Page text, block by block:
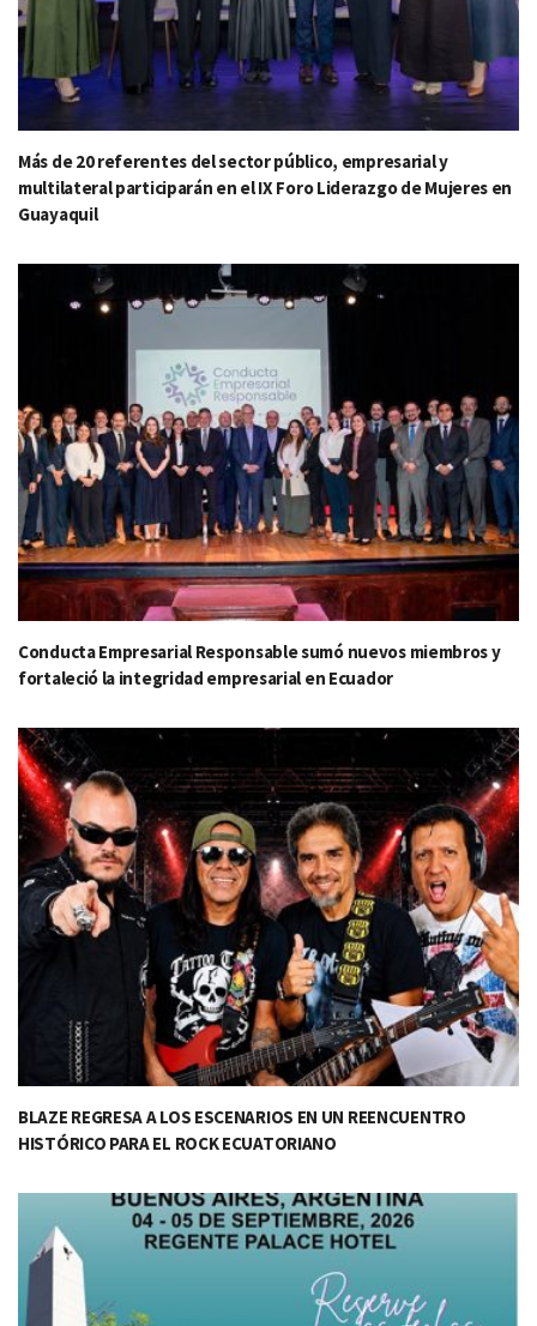
Más de 20 referentes del sector público, empresarial y
multilateral participarán en el IX Foro Liderazgo de Mujeres en
Guayaquil
Conducta Empresarial Responsable sumó nuevos miembros y
fortaleció la integridad empresarial en Ecuador
BLAZE REGRESA A LOS ESCENARIOS EN UN REENCUENTRO
HISTÓRICO PARA EL ROCK ECUATORIANO